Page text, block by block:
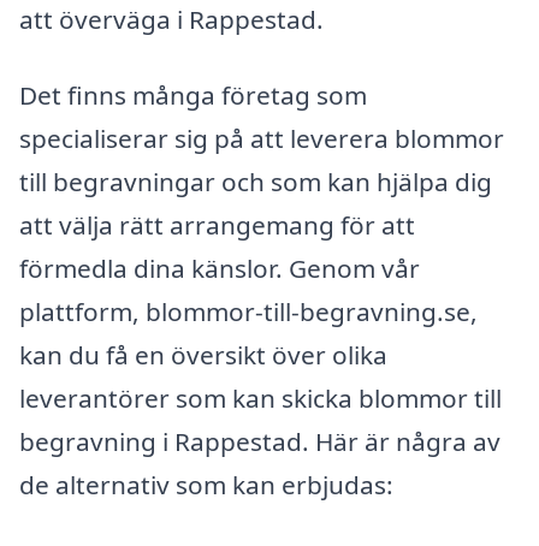
att överväga i Rappestad.
Det finns många företag som
specialiserar sig på att leverera blommor
till begravningar och som kan hjälpa dig
att välja rätt arrangemang för att
förmedla dina känslor. Genom vår
plattform, blommor-till-begravning.se,
kan du få en översikt över olika
leverantörer som kan skicka blommor till
begravning i Rappestad. Här är några av
de alternativ som kan erbjudas: